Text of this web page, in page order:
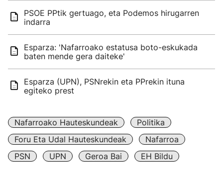
PSOE PPtik gertuago, eta Podemos hirugarren
indarra
Esparza: 'Nafarroako estatusa boto-eskukada
baten mende gera daiteke'
Esparza (UPN), PSNrekin eta PPrekin ituna
egiteko prest
Nafarroako Hauteskundeak
Politika
Foru Eta Udal Hauteskundeak
Nafarroa
PSN
UPN Geroa Bai EH Bildu